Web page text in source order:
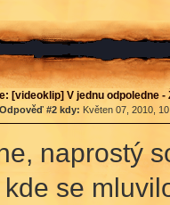
[videoklip] V jednu odpoledne
Odpověď #2 kdy: Květen 07, 2010,
naprostý
kde se